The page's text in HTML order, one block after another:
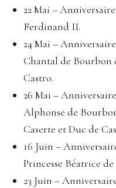
22 Mai –
Ferdinand II.
24 Mai –
Chantal de Bourbon
Castro.
26 Mai –
Alphonse de
Caserte et Duc de
16 Juin –
Princesse Béatrice
23 Juin –